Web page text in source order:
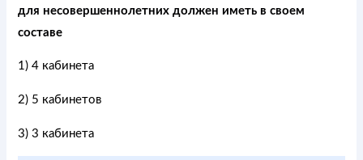
для несовершеннолетних должен иметь в своем
составе
1) 4 кабинета
2) 5 кабинетов
3) 3 кабинета